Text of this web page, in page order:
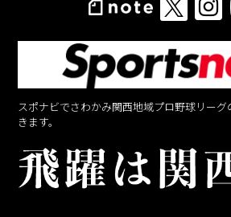
スポナビでさわかみ関西地域プロ野球リー
きます。